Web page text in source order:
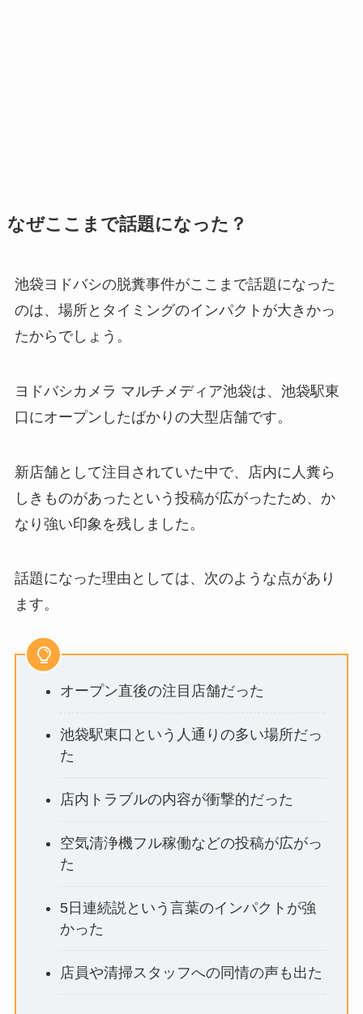
なぜここまで話題になった？
池袋ヨドバシの脱糞事件がここまで話題になった
のは、場所とタイミングのインパクトが大きかっ
たからでしょう。
ヨドバシカメラ マルチメディア池袋は、池袋駅東
口にオープンしたばかりの大型店舗です。
新店舗として注目されていた中で、店内に人糞ら
しきものがあったという投稿が広がったため、か
なり強い印象を残しました。
話題になった理由としては、次のような点があり
ます。
オープン直後の注目店舗だった
池袋駅東口という人通りの多い場所だっ
た
店内トラブルの内容が衝撃的だった
空気清浄機フル稼働などの投稿が広がっ
た
5日連続説という言葉のインパクトが強
かった
店員や清掃スタッフへの同情の声も出た